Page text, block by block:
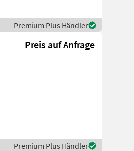
Premium Plus Händler
Preis auf Anfrage
Premium Plus Händler